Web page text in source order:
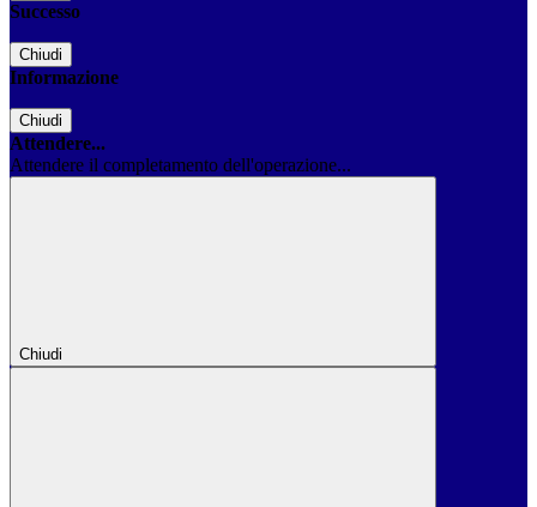
Successo
Chiudi
Informazione
Chiudi
Attendere...
Attendere il completamento dell'operazione...
Chiudi